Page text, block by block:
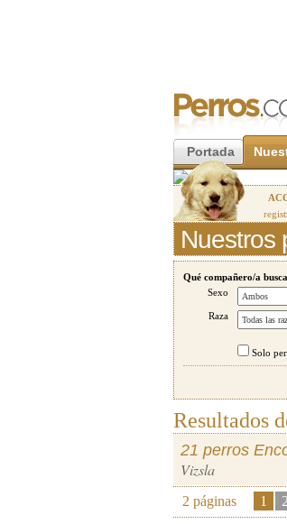
Portada
Nuestros
Qué compañero/a
Sexo
Raza
Solo
Resultados
21 perros
Vizsla
2 páginas 1 2